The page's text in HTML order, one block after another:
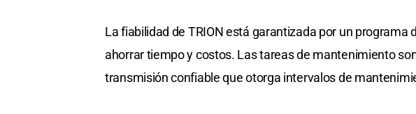
La fiabilidad de TRION está garantizada por un
ahorrar tiempo y costos. Las tareas de mantenimiento
transmisión confiable que otorga intervalos de